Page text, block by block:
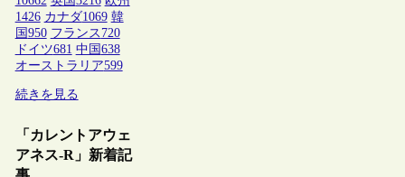
1426 カナダ1069 韓
国 950 フランス 720
ドイツ681 中国 638
オーストラリア599
続きを見る
「カレントアウェ
アネス-R」新着記